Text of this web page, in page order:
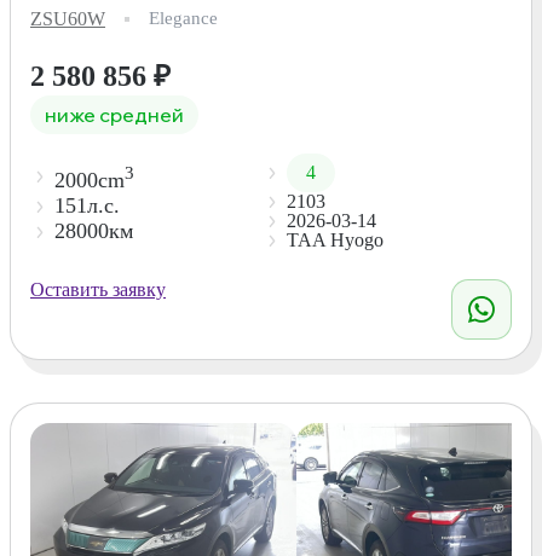
ZSU60W Elegance
2 580 856 ₽
ниже средней
2000cm3
151л.с.
28000км
4
2103
2026-03-14
TAA Hyogo
Оставить заявку